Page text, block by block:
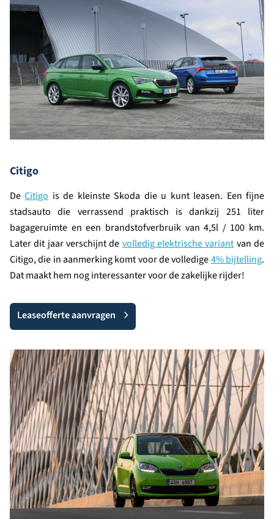
Citigo
DeCitigo is de kleinste Skoda die u kunt leasen. Een fijne
stadsauto die verrassend praktisch is dankzij 251 liter
bagageruimte en een brandstofverbruik van 4,5l / 100 km.
Later dit jaar verschijnt de volledig elektrische variant van de
Citigo, die in aanmerking komt voor de volledige4% bijtelling.
Dat maakt hem nog interessanter voor de zakelijke rijder!
Leaseofferte aanvragen